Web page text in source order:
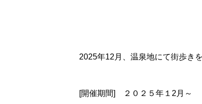
2025年12月、温泉地にて街歩き
[開催期間] ２０２５年１2月～